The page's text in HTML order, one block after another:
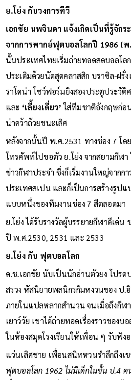
ย.โย่ง กับวงการทีวี
เอกชัย นพจินดา แจ้งเกิดเป็นที่รู้จัก
จากการพากย์ฟุตบอลโลกปี 1986 (พ
นั้นประเทศไทยเริ่มถ่ายทอดสดบอลโ
ประเดิมด้วยนัดสุดคลาสสิก บราซิล-ฝรั่
ราโดน่า โชว์ฟอร์มยิงสองประตูประวัติ
และ ‘เลี้ยงเดี่ยว’ ใส่ทีมชาติอังกฤษก่อ
น่าคว้าถ้วยชนะเลิศ
หลังจากนั้นปี พ.ศ.2531 ทางช่อง 7 โ
โทรศัพท์ไปขอตัว ย.โย่ง จากสยามกีฬ
ข่าวกีฬาประจำ ซึ่งก็เริ่มงานใหญ่จาก
ประเทศสเปน และก็เป็นการสร้างรูปแ
แบบหนึ่งของทีมงานช่อง 7 สีตลอดมา
ย.โย่ง ได้รับรางวัลผู้บรรยายกีฬาดีเด่น
ปี พ.ศ.2530, 2531 และ 2533
ย.โย่ง กับ ฟุตบอลโลก
ด.ช.เอกชัย นับเป็นนักอ่านตัวยง โปรด
สรวง หัสนิยายพลนิกรกิมหงวนของ ป.
ภายในแปลหลากสำนวน จนเมื่อถึงกี
เยาว์วัย เขาได้ถ่ายทอดเรื่องราวของบ
ในห้องสมุดโรงเรียนให้เพื่อน ๆ รับฟัง
แว่นเลิศชาย เพื่อนสนิทหวนรำลึกถึงเข
ฟุตบอลโลก 1962 ไม่มีเด็กในชั้น ป.4